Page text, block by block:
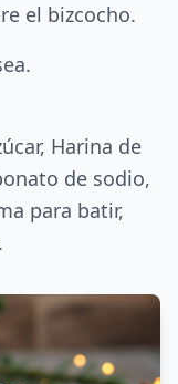
el bizcocho.
Harina de
de sodio,
para batir,